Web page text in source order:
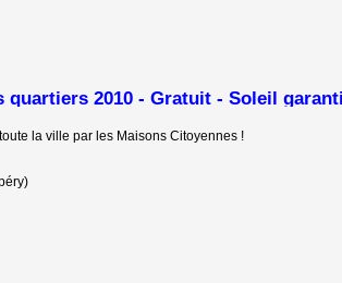
2010 - Gratuit - Soleil garanti !!
la ville par les Maisons Citoyennes !